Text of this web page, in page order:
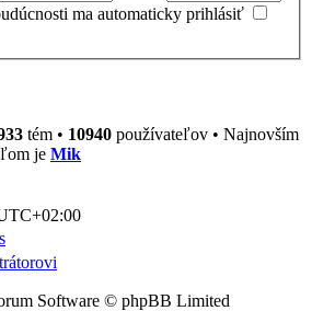
ma automaticky prihlásiť
tém • 10940 používateľov • Najnovším
je Mik
Software © phpBB Limited